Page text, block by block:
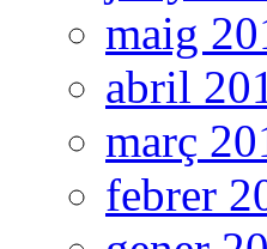
maig
abril
març
febrer